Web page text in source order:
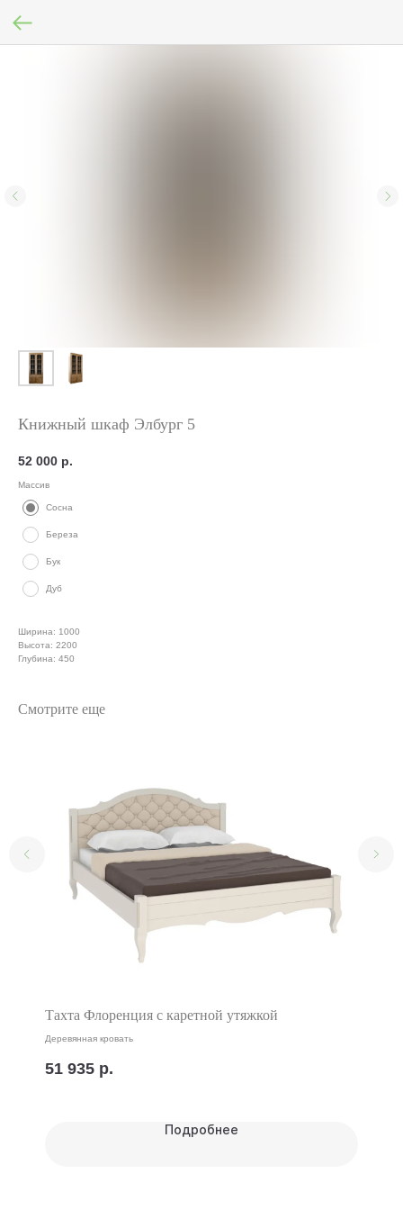
Книжный шкаф Элбург 5
52 000 р.
Массив
Сосна
Береза
Бук
Дуб
Ширина: 1000
Высота: 2200
Глубина: 450
Смотрите еще
Тахта Флоренция с каретной утяжкой
Деревянная кровать
51 935 р.
Подробнее